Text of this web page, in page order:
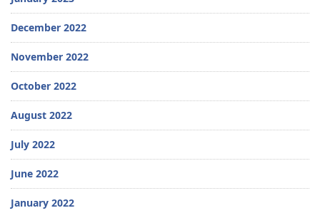
December 2022
November 2022
October 2022
August 2022
July 2022
June 2022
January 2022